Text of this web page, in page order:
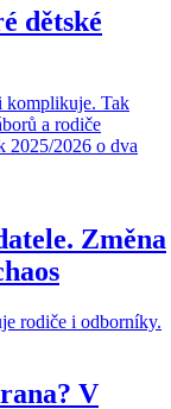
dětské
Změna
V